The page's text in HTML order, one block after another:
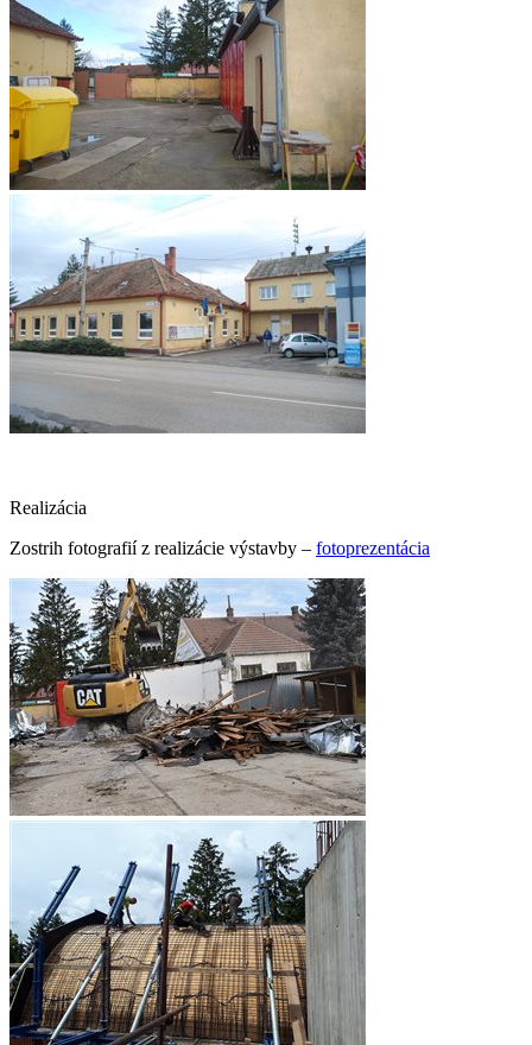
Realizácia
Zostrih fotografií z realizácie výstavby – fotoprezentácia